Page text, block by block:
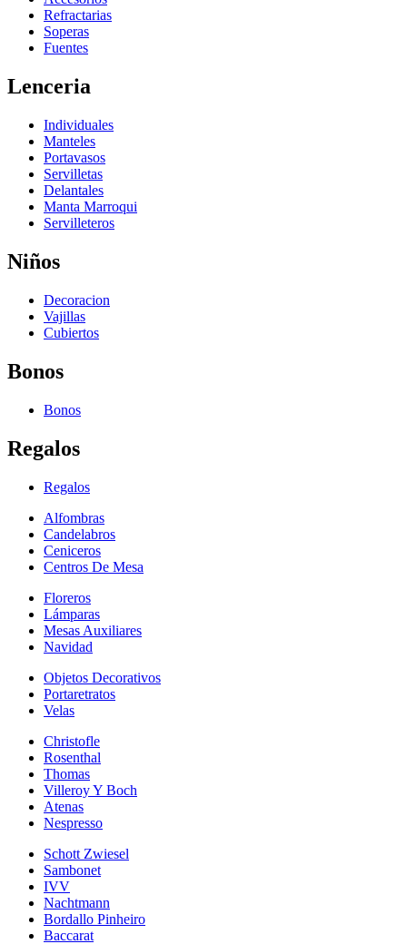
Refractarias
Soperas
Fuentes
Lenceria
Individuales
Manteles
Portavasos
Servilletas
Delantales
Manta Marroqui
Servilleteros
Niños
Decoracion
Vajillas
Cubiertos
Bonos
Bonos
Regalos
Regalos
Alfombras
Candelabros
Ceniceros
Centros De Mesa
Floreros
Lámparas
Mesas Auxiliares
Navidad
Objetos Decorativos
Portaretratos
Velas
Christofle
Rosenthal
Thomas
Villeroy Y Boch
Atenas
Nespresso
Schott Zwiesel
Sambonet
IVV
Nachtmann
Bordallo Pinheiro
Baccarat